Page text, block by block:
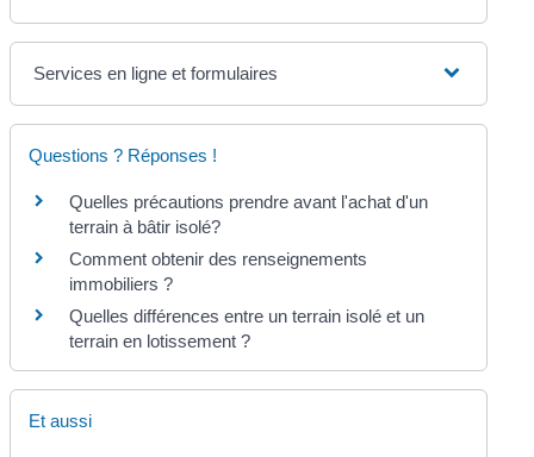
Services en ligne et formulaires
Questions ? Réponses !
Quelles précautions prendre avant l'achat d'un
terrain à bâtir isolé?
Comment obtenir des renseignements
immobiliers ?
Quelles différences entre un terrain isolé et un
terrain en lotissement ?
Et aussi